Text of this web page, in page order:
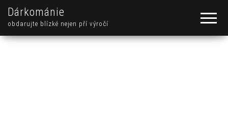
Dárkománie
obdarujte blízké nejen pří výročí